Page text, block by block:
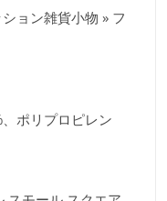
ョン雑貨小物 » フ
ポリプロピレン